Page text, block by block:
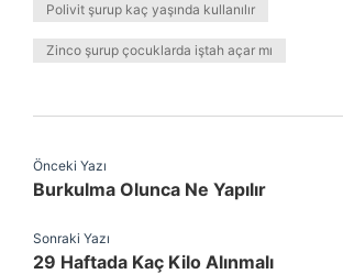
Polivit şurup kaç yaşında kullanılır
Zinco şurup çocuklarda iştah açar mı
Önceki Yazı
Burkulma Olunca Ne Yapılır
Sonraki Yazı
29 Haftada Kaç Kilo Alınmalı